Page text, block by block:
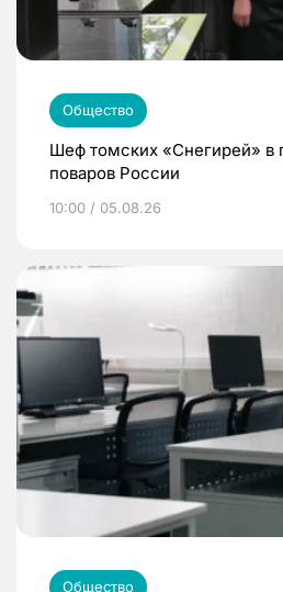
Общество
Шеф томских «Снегирей» в
поваров России
10:00 / 05.08.26
Общество